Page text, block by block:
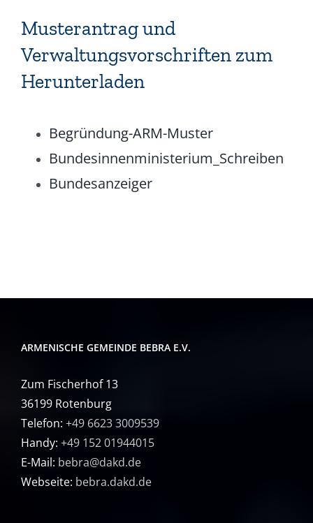
Musterantrag und
Verwaltungsvorschriften zum
Herunterladen
Begründung-ARM-Muster
Bundesinnenministerium_Schreiben
Bundesanzeiger
ARMENISCHE GEMEINDE BEBRA E.V.
Zum Fischerhof 13
36199 Rotenburg
Telefon: +49 6623 3009539
Handy: +49 152 01944015
E-Mail: bebra@dakd.de
Webseite: bebra.dakd.de